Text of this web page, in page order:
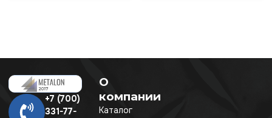
+7 (700)
331-77-
О
компании
Каталог